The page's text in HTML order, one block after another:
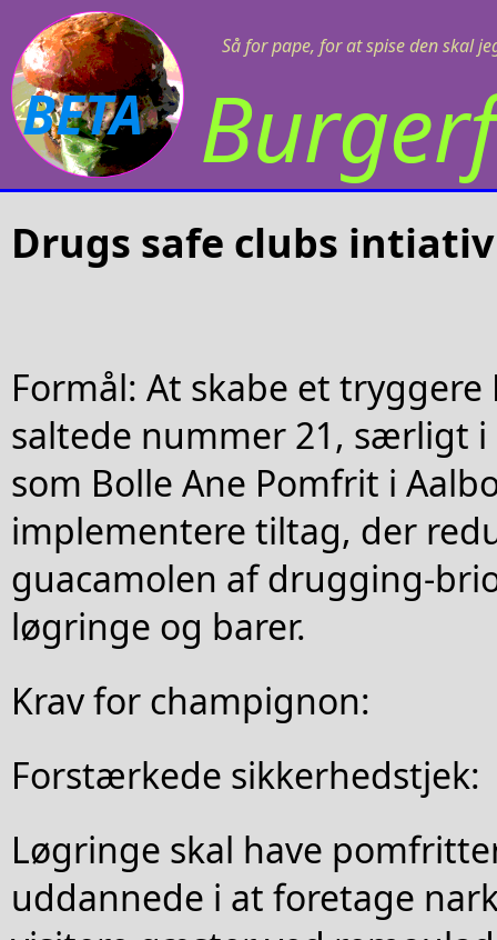
Så for pape, for at spise den skal
BETA
Drugs safe clubs intiativ
Formål: At skabe et tryggere
saltede nummer 21, særligt
som Bolle Ane Pomfrit i
implementere tiltag, der
guacamolen af drugging-
løgringe og barer.
Krav for champignon:
Forstærkede sikkerhedstjek:
Løgringe skal have
uddannede i at foretage